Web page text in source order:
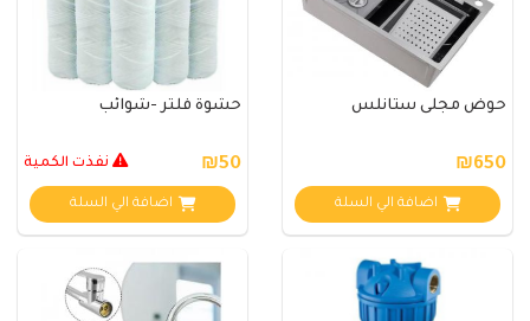
حوض مجلى ستانلس
₪650
اضافة الي السلة
حشوة فلتر -شوائب
₪50 نفذت الكمية
اضافة الي السلة